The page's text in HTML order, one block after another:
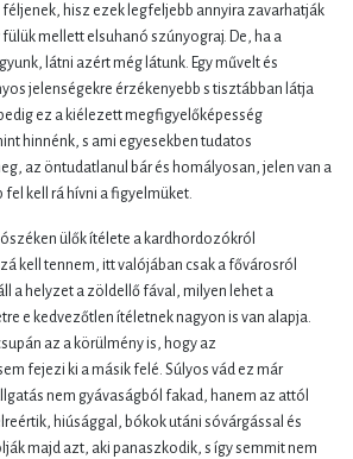
hisz ezek legfeljebb annyira zavarhatják
mellett elsuhanó szúnyograj. De, ha a
látni azért még látunk. Egy művelt és
jelenségekre érzékenyebb s tisztábban látja
ez a kiélezett megfigyelőképesség
hinnénk, s ami egyesekben tudatos
az öntudatlanul bár és homályosan, jelen van a
kell rá hívni a figyelmüket.
ülők ítélete a kardhordozókról
kell tennem, itt valójában csak a fővárosról
a helyzet a zöldellő fával, milyen lehet a
e kedvezőtlen ítéletnek nagyon is van alapja.
az a körülmény is, hogy az
fejezi ki a másik felé. Súlyos vád ez már
nem gyávaságból fakad, hanem az attól
hiúsággal, bókok utáni sóvárgással és
majd azt, aki panaszkodik, s így semmit nem